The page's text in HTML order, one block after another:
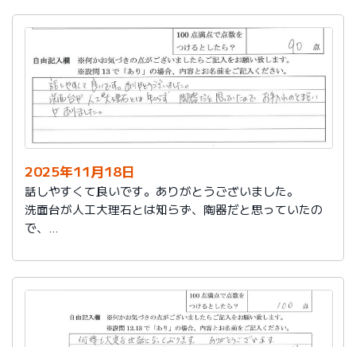
2025年11月18日
話しやすくて良いです。ありがとうございました。
洗面台が人工大理石とは知らず、陶器だと思っていたの
で、